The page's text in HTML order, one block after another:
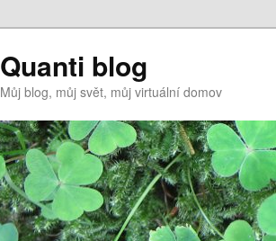
Quanti blog
Můj blog, můj svět, můj virtuální domov